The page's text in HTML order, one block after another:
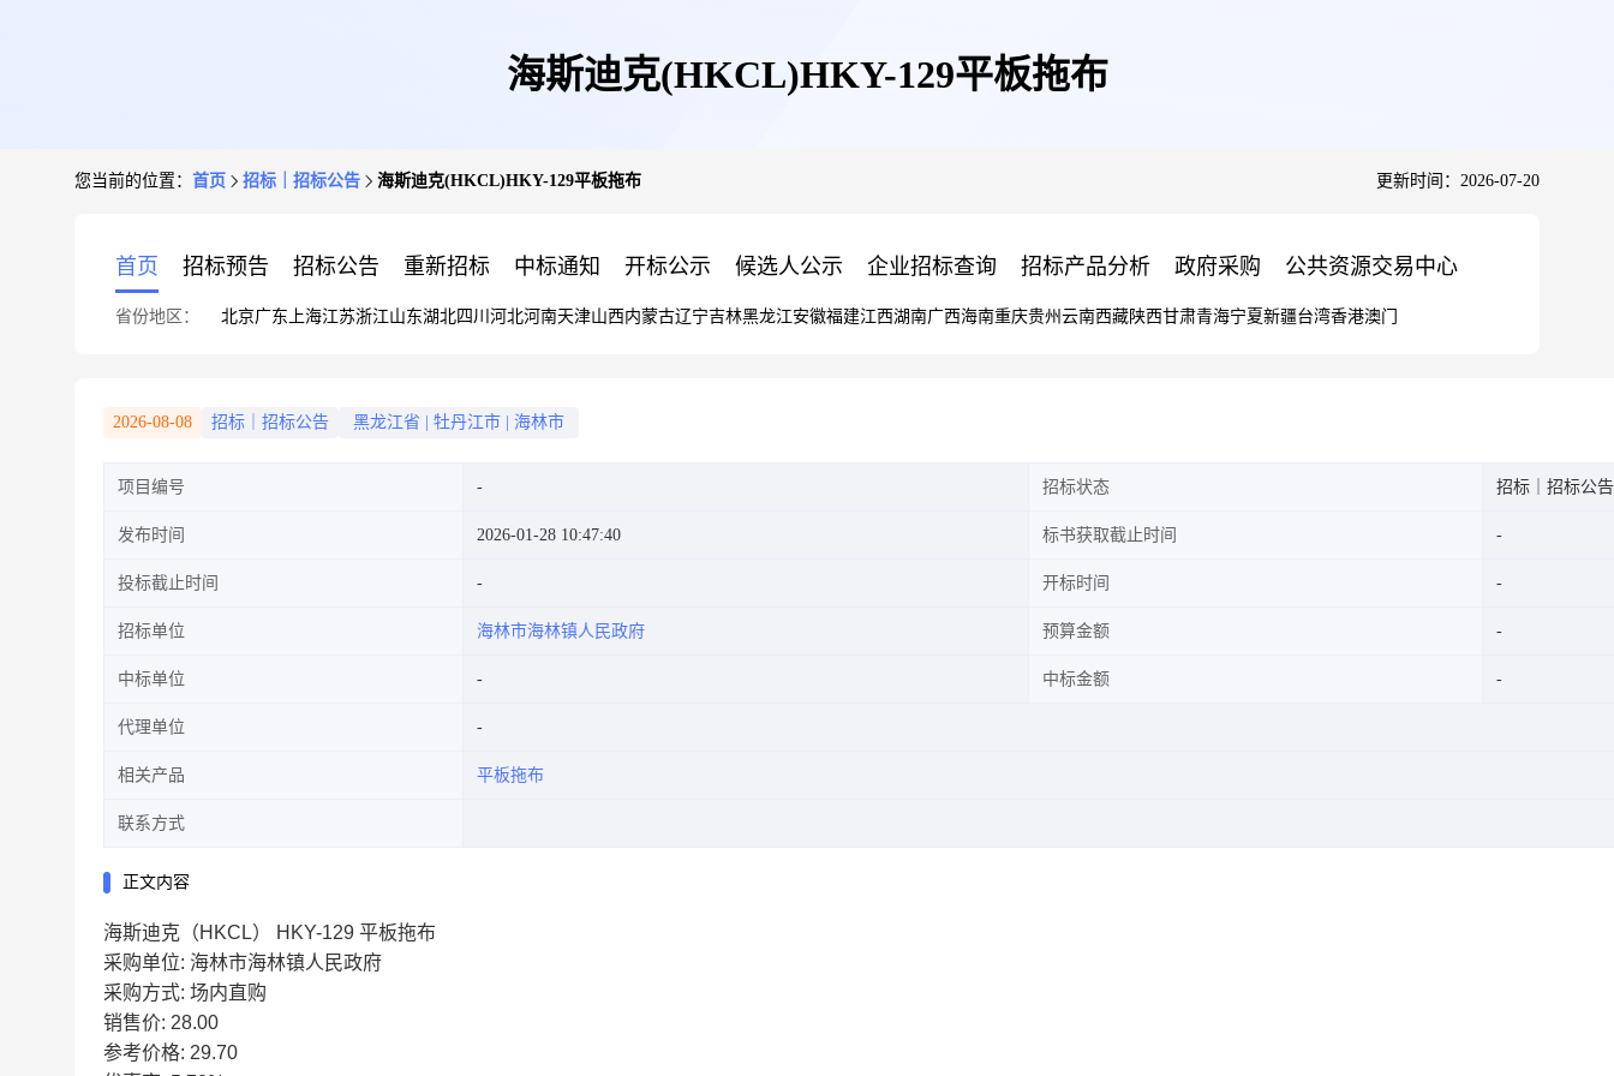
海斯迪克(HKCL)HKY-129平板拖布
您当前的位置： 首页 招标｜招标公告 海斯迪克(HKCL)HKY-129平板拖布 更新时间：2026-07-20
首页 招标预告 招标公告 重新招标 中标通知 开标公示 候选人公示 企业招标查询 招标产品分析 政府采购 公共资源交易中心
省份地区： 北京广东 上海江苏浙江山东湖北四川 河北河南天津山西内蒙古辽宁吉林黑龙江安徽福建江西湖南广西海南重庆贵州 云南西藏陕西甘肃青海宁夏新疆台湾香港澳门
2026-08-08 招标｜招标公告 黑龙江省 牡丹江市 海林市
项目编号 招标状态 招标｜招标公告
发布时间 2026-01-28 10:47:40 标书获取截止时间
投标截止时间 开标时间
招标单位 海林市海林镇人民政府 预算金额
中标单位 中标金额
代理单位
相关产品 平板拖布
联系方式
正文内容
海斯迪克（HKCL） HKY-129 平板拖布
采购单位: 海林市海林镇人民政府
采购方式: 场内直购
销售价: 28.00
参考价格: 29.70